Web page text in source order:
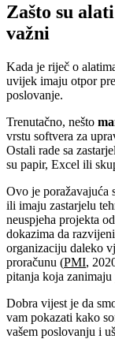
Zašto su
važni
Kada je riječ o
uvijek imaju otpor
poslovanje.
Trenutačno, nešto
vrstu softvera za
Ostali rade sa
su papir, Excel ili
Ovo je poražavajuća
ili imaju zastarjelu
neuspjeha projekta
dokazima da
organizaciju daleko
proračunu (PMI,
pitanja koja
Dobra vijest je da
vam pokazati kako
vašem poslovanju i